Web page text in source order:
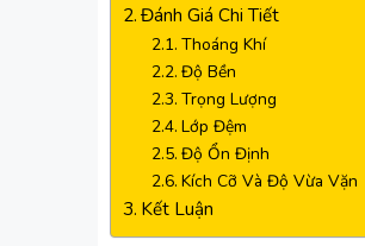
Đánh Giá Chi Tiết
Thoáng Khí
Độ Bền
Trọng Lượng
Lớp Đệm
Độ Ổn Định
Kích Cỡ Và Độ Vừa Vặn
Kết Luận